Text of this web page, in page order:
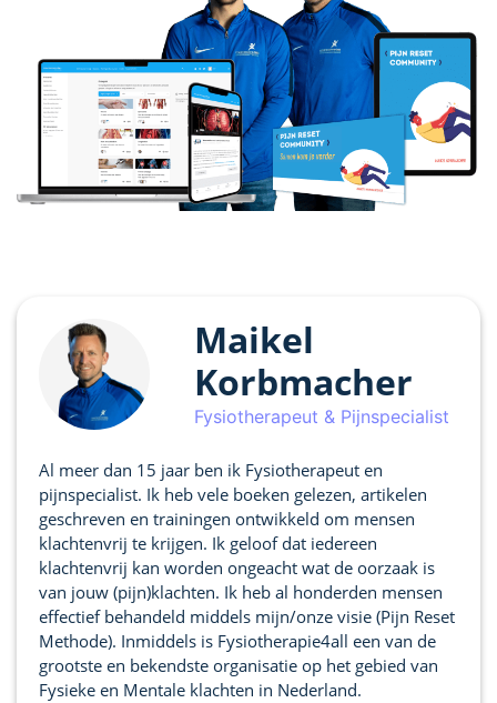
Maikel
Korbmacher
Fysiotherapeut & Pijnspecialist
Al meer dan 15 jaar ben ik Fysiotherapeut en
pijnspecialist. Ik heb vele boeken gelezen, artikelen
geschreven en trainingen ontwikkeld om mensen
klachtenvrij te krijgen. Ik geloof dat iedereen
klachtenvrij kan worden ongeacht wat de oorzaak is
van jouw (pijn)klachten. Ik heb al honderden mensen
effectief behandeld middels mijn/onze visie (Pijn Reset
Methode). Inmiddels is Fysiotherapie4all een van de
grootste en bekendste organisatie op het gebied van
Fysieke en Mentale klachten in Nederland.